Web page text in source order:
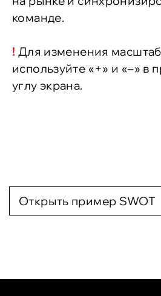
команде.
! Для изменения
используйте «+» и «–» в
углу экрана.
Открыть пример SWOT